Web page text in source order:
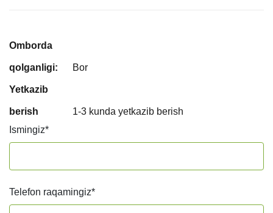
Omborda
qolganligi: Bor
Yetkazib
berish
1-3 kunda yetkazib berish
Ismingiz*
Telefon raqamingiz*